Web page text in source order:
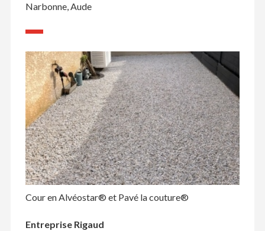
Narbonne, Aude
Cour en Alvéostar® et Pavé la couture®
Entreprise Rigaud